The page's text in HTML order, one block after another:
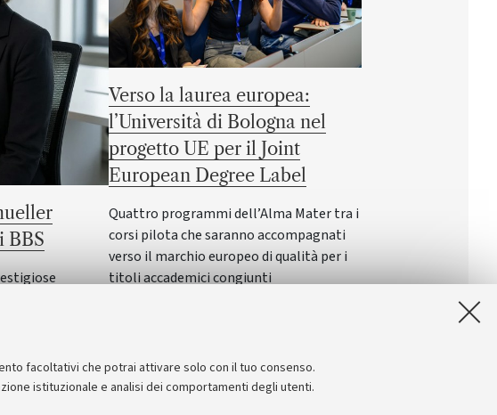
facoltativi che potrai attivare solo con il tuo consenso.
istituzionale e analisi dei comportamenti degli utenti.
BBS
Verso la laurea europea:
l’Università di Bologna nel
progetto UE per il Joint
European Degree Label
Quattro programmi dell’Alma Mater tra i
corsi pilota che saranno accompagnati
verso il marchio europeo di qualità per i
titoli accademici congiunti